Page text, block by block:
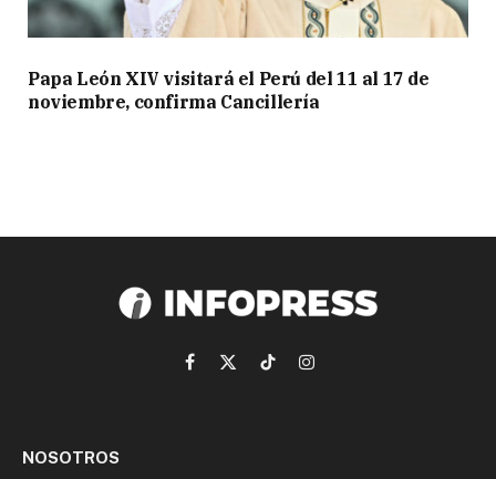
Papa León XIV visitará el Perú del 11 al 17 de
noviembre, confirma Cancillería
Facebook
X
TikTokInstagram
NOSOTROS